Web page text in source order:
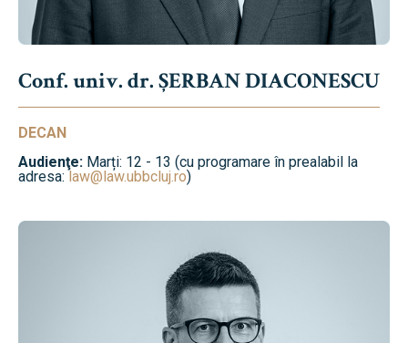
Conf. univ. dr. ȘERBAN DIACONESCU
DECAN
Audienţe: Marți: 12 - 13 (cu programare în prealabil la
adresa:law@law.ubbcluj.ro)